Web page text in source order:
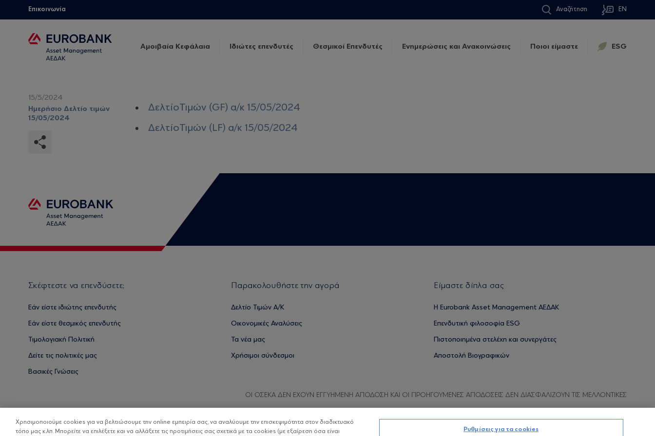
Επικοινωνία Αναζήτηση EN
Αμοιβαία Κεφάλαια Ιδιώτες επενδυτές Θεσμικοί Επενδυτές Ενημερώσεις και Ανακοινώσεις Ποιοι είμαστε ESG
15/5/2024
Ημερήσιο Δελτίο τιμών
15/05/2024
ΔελτίοΤιμών (GF) α/κ 15/05/2024
ΔελτίοΤιμών (LF) α/κ 15/05/2024
Σκέφτεστε να επενδύσετε;
Εάν είστε ιδιώτης επενδυτής
Εάν είστε θεσμικός επενδυτής
Τιμολογιακή Πολιτική
Δείτε τις πολιτικές μας
Βασικές Γνώσεις
Παρακολουθήστε την αγορά
Δελτίο Τιμών Α/Κ
Οικονομικές Αναλύσεις
Τα νέα μας
Χρήσιμοι σύνδεσμοι
Είμαστε δίπλα σας
H Eurobank Asset Management ΑΕΔΑΚ
Επενδυτική φιλοσοφία ESG
Πιστοποιημένα στελέχη και συνεργάτες
Αποστολή Βιογραφικών
ΟΙ ΟΣΕΚΑ ΔΕΝ ΕΧΟΥΝ ΕΓΓΥΗΜΕΝΗ ΑΠΟΔΟΣΗ ΚΑΙ ΟΙ ΠΡΟΗΓΟΥΜΕΝΕΣ ΑΠΟΔΟΣΕΙΣ ΔΕΝ ΔΙΑΣΦΑΛΙΖΟΥΝ ΤΙΣ ΜΕΛΛΟΝΤΙΚΕΣ
Copyright © Eurobank ΑΕΔΑΚ Προστασία Προσωπικών Δεδομένων Όροι χρήσης
Χρησιμοποιούμε cookies για να βελτιώσουμε την online εμπειρία σας, να αναλύουμε την επισκεψιμότητα στον διαδικτυακό
τόπο μας κ.λπ. Μπορείτε να επιλέξετε και να αλλάξετε τις προτιμήσεις σας σχετικά με τα cookies (με εξαίρεση όσα είναι
Ρυθμίσεις για τα cookies